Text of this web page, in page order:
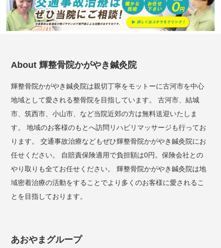
About 輝整骨院かがやき鍼灸院
輝整骨院かがやき鍼灸院は親切丁寧をモットーに古河市を中心
地域として愛される整骨院を目指しています。 古河市、結城
市、筑西市、小山市、など当院近郊の方は無料送迎いたしま
す。 地域のお客様のもとへ訪問リハビリマッサージも行ってお
ります。 交通事故治療などもぜひ輝整骨院かがやき鍼灸院にお
任せください。 自賠責保険適用で負担額は0円。保険会社との
やり取りも全てお任せください。 輝整骨院かがやき鍼灸院は地
域密着治療の活動をすることでより多くのお客様に愛されるこ
とを目指しております。
あおやまグループ